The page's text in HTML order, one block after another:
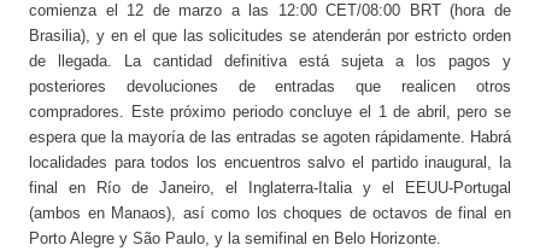
comienza el 12 de marzo a las 12:00 CET/08:00 BRT (hora de
Brasilia), y en el que las solicitudes se atenderán por estricto orden
de llegada. La cantidad definitiva está sujeta a los pagos y
posteriores devoluciones de entradas que realicen otros
compradores. Este próximo periodo concluye el 1 de abril, pero se
espera que la mayoría de las entradas se agoten rápidamente. Habrá
localidades para todos los encuentros salvo el partido inaugural, la
final en Río de Janeiro, el Inglaterra-Italia y el EEUU-Portugal
(ambos en Manaos), así como los choques de octavos de final en
Porto Alegre y São Paulo, y la semifinal en Belo Horizonte.